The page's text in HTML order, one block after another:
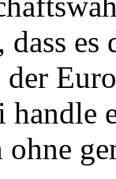
dass
der
handle
ohne